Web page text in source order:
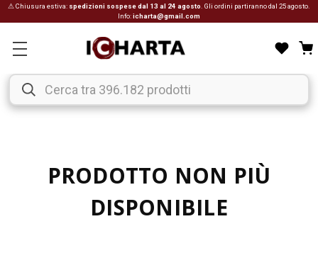
⚠ Chiusura estiva: spedizioni sospese dal 13 al 24 agosto . Gli ordini partiranno dal 25 agosto.
Info:icharta@gmail.com
PRODOTTO NON PIÙ
DISPONIBILE